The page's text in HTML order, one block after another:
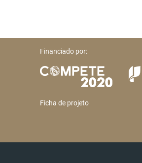
Financiado por:
Ficha de projeto